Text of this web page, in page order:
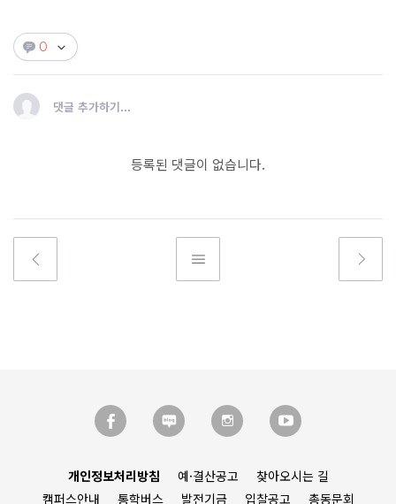
0
댓글 추가하기...
등록된 댓글이 없습니다.
개인정보처리방침 예·결산공고
찾아오시는 길
캠퍼스안내
통학버스 발전기금 입찰공고 총동문회